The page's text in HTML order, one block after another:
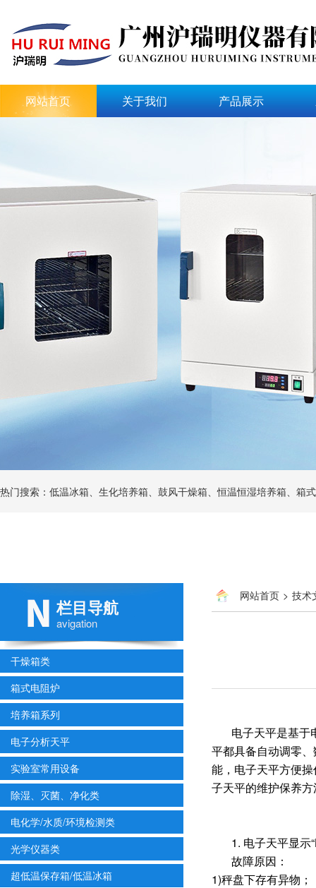
网站首页 关于我们 产品展示
热门搜索：低温冰箱、生化培养箱、鼓风干燥箱、恒温恒湿培养箱、箱
栏目导航
avigation
干燥箱类
箱式电阻炉
培养箱系列
电子分析天平
实验室常用设备
除湿、灭菌、净化类
电化学/水质/环境检测类
光学仪器类
超低温保存箱/低温冰箱
网站首页 > 技术
电子天平是基于
平都具备自动调零
能，电子天平方便
子天平的维护保养
1. 电子天平显示
故障原因：
1)秤盘下存有异物；